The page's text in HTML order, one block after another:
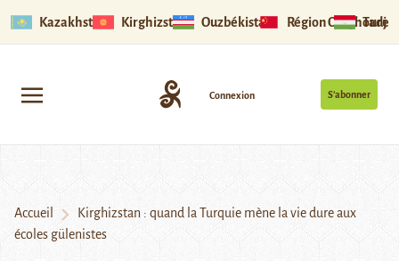
Kazakhstan Kirghizstan Ouzbékistan Région Ouïghoure
S’abonner
Connexion
Accueil
Kirghizstan : quand la Turquie mène la vie dure aux
écoles gülenistes